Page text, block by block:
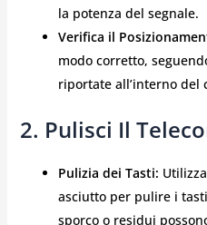
la potenza del segnale.
Verifica il
modo corretto,
riportate all’interno del
2. Pulisci Il
Pulizia dei Tasti:
asciutto per pulire i
sporco o residui